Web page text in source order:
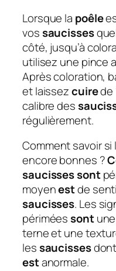
Lorsque la poêle
vossaucisses
côté, jusqu’à
utilisez une pince
Après coloration,
et laissezcuirede
calibre des
régulièrement.
Comment savoir
encore bonnes ?
saucisses sont
moyenestde
saucisses. Les
périméessontune
terne et une
lessaucissesdont
estanormale.